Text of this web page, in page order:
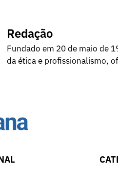
Redação
Fundado em 20 de maio de
da ética e profissionalismo,